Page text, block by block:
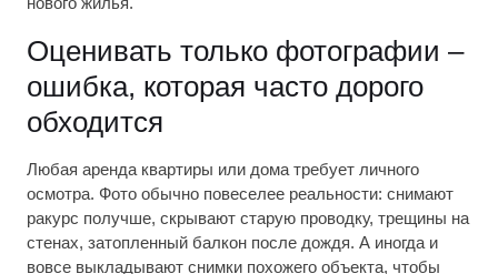
Оценивать только фотографии –
ошибка, которая часто дорого
обходится
Любая аренда квартиры или дома требует личного
осмотра. Фото обычно повеселее реальности: снимают
ракурс получше, скрывают старую проводку, трещины на
стенах, затопленный балкон после дождя. А иногда и
вовсе выкладывают снимки похожего объекта, чтобы